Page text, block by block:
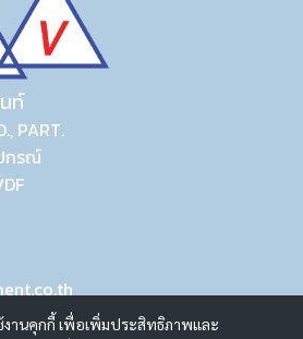
งานคุกกี้ เพื่อเพิ่มประสิทธิภาพและ
ท์
PART.
กรณ์